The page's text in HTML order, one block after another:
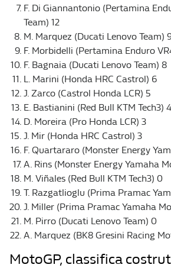
F. Di Giannantonio (Pertamina
Team) 12
M. Marquez (Ducati Lenovo Team)
F. Morbidelli (Pertamina Enduro
F. Bagnaia (Ducati Lenovo Team) 8
L. Marini (Honda HRC Castrol) 6
J. Zarco (Castrol Honda LCR) 5
E. Bastianini (Red Bull KTM Tech3) 4
D. Moreira (Pro Honda LCR) 3
J. Mir (Honda HRC Castrol) 3
F. Quartararo (Monster Energy
A. Rins (Monster Energy Yamaha
M. Viñales (Red Bull KTM Tech3) 0
T. Razgatlioglu (Prima Pramac
J. Miller (Prima Pramac Yamaha
M. Pirro (Ducati Lenovo Team) 0
A. Marquez (BK8 Gresini Racing
MotoGP, classifica